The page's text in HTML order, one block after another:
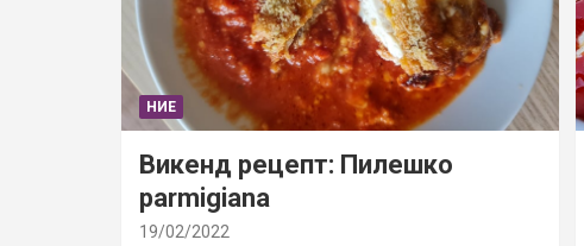
НИЕ
Викенд рецепт: Пилешко
parmigiana
19/02/2022